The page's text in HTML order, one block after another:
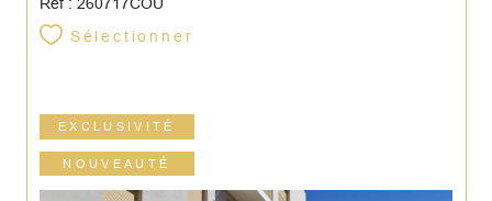
Sélectionner
EXCLUSIVITÉ
NOUVEAUTÉ